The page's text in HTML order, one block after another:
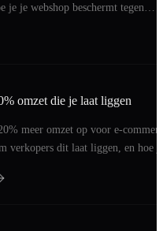
je je webshop beschermt tegen
omzet die je laat liggen
meer omzet op voor e-
verkopers dit laat liggen, en hoe